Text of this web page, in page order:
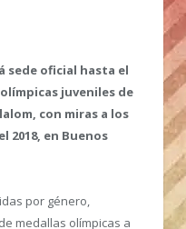
sede oficial hasta el
juveniles de
con miras a los
2018, en Buenos
por género,
medallas olímpicas a